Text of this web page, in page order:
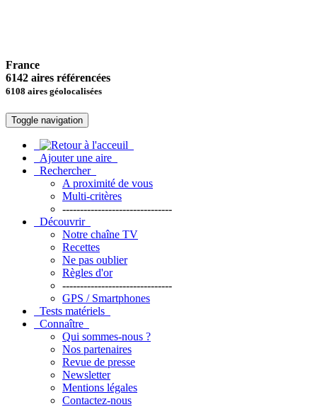
France
6142 aires référencées
6108 aires géolocalisées
Toggle navigation
Ajouter une aire
Rechercher
A proximité de vous
Multi-critères
-------------------------------
Découvrir
Notre chaîne TV
Recettes
Ne pas oublier
Règles d'or
-------------------------------
GPS / Smartphones
Tests matériels
Connaître
Qui sommes-nous ?
Nos partenaires
Revue de presse
Newsletter
Mentions légales
Contactez-nous